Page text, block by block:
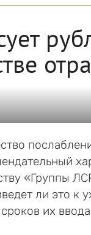
«Группы
ли это к
их